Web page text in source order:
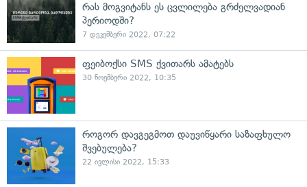
რას მოგვიტანს ეს ცვლილება გრძელვადიან
პერიოდში?
7 დეკემბერი 2022, 07:22
ფეიბოქსი SMS ქვითარს ამატებს
30 ნოემბერი 2022, 10:35
როგორ დავგეგმოთ დაუვიწყარი საზაფხულო
შვებულება?
22 ივლისი 2022, 15:33